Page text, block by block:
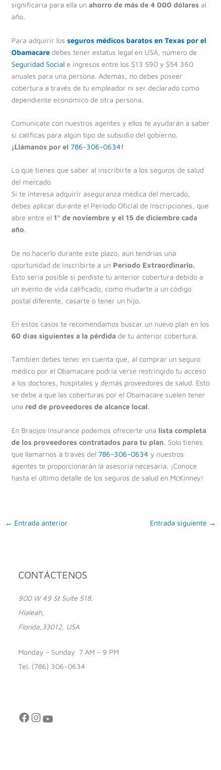
significaría para ella un ahorro de más de 4 000 dólaresal
año.
Para adquirir los seguros médicos baratos en Texas por el
Obamacaredebes tener estatus legal en USA, número de
Seguridad Sociale ingresos entre los $13 590 y $54 360
anuales para una persona. Además, no debes poseer
cobertura a través de tu empleador ni ser declarado como
dependiente económico de otra persona.
Comunícate con nuestros agentes y ellos te ayudarán a saber
si calificas para algún tipo de subsidio del gobierno.
¡Llámanos por el 786-306-0634!
Lo que tienes que saber al inscribirte a los seguros de salud
del mercado
Si te interesa adquirir aseguranza médica del mercado,
debes aplicar durante el Período Oficial de Inscripciones, que
abre entre el 1º de noviembre y el 15 de diciembre cada
año.
De no hacerlo durante este plazo, aún tendrías una
oportunidad de inscribirte a un Período Extraordinario.
Esto sería posible si perdiste tu anterior cobertura debido a
un evento de vida calificado, como mudarte a un código
postal diferente, casarte o tener un hijo.
En estos casos te recomendamos buscar un nuevo plan en los
60 días siguientes a la pérdidade tu anterior cobertura.
También debes tener en cuenta que, al comprar un seguro
médico por el Obamacare podría verse restringido tu acceso
a los doctores, hospitales y demás proveedores de salud. Esto
se debe a que las coberturas por el Obamacare suelen tener
una red de proveedores de alcance local.
En Braojos Insurance podemos ofrecerte una lista completa
de los proveedores contratados para tu plan. Solo tienes
que llamarnos a través del 786-306-0634 y nuestros
agentes te proporcionarán la asesoría necesaria. ¡Conoce
hasta el último detalle de los seguros de salud en McKinney!
← Entrada anterior Entrada siguiente →
CONTÁCTENOS
900 W 49 St Suite 518,
Hialeah,
Florida,33012, USA
Monday – Sunday 7 AM – 9 PM
Tel. (786) 306-0634